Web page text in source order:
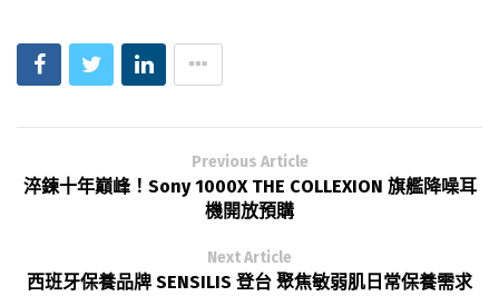
Previous Article
淬鍊十年巔峰！Sony 1000X THE COLLEXION 旗艦降噪耳
機開放預購
Next Article
西班牙保養品牌 SENSILIS 登台 聚焦敏弱肌日常保養需求